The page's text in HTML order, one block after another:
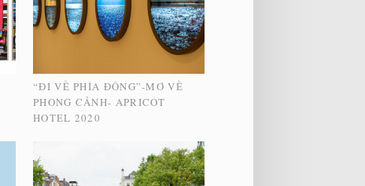
“ĐI VỀ PHÍA ĐÔNG”-MƠ VỀ
PHONG CẢNH- APRICOT
HOTEL 2020